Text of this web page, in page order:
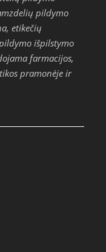
pildymo
etikečių
išpilstymo
farmacijos,
pramonėje ir